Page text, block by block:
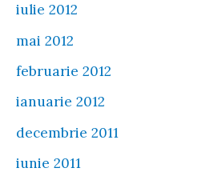
iulie 2012
mai 2012
februarie 2012
ianuarie 2012
decembrie 2011
iunie 2011